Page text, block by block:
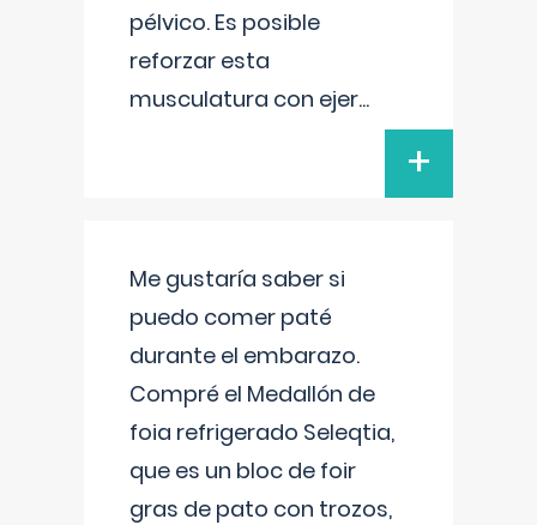
pélvico. Es posible
reforzar esta
musculatura con ejer...
+
Me gustaría saber si
puedo comer paté
durante el embarazo.
Compré el Medallón de
foia refrigerado Seleqtia,
que es un bloc de foir
gras de pato con trozos,